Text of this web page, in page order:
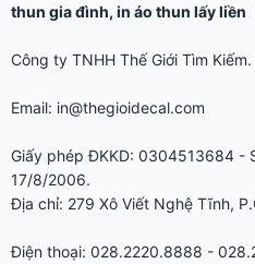
thun gia đình, in áo thun lấy liền
Công ty TNHH Thế Giới Tìm Kiếm.
Email: in@thegioidecal.com
Giấy phép ĐKKD: 0304513684 -
17/8/2006.
Địa chỉ: 279 Xô Viết Nghệ Tĩnh,
Điện thoại: 028.2220.8888 -